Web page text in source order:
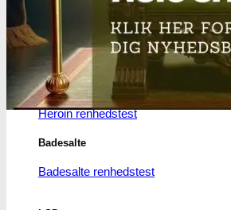
Ecstasy
Ecstasy renhedstest
Heroin
Heroin renhedstest
Badesalte
Badesalte renhedstest